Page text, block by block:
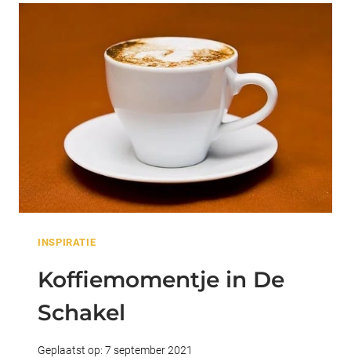
INSPIRATIE
Koffiemomentje in De
Schakel
Geplaatst op: 7 september 2021